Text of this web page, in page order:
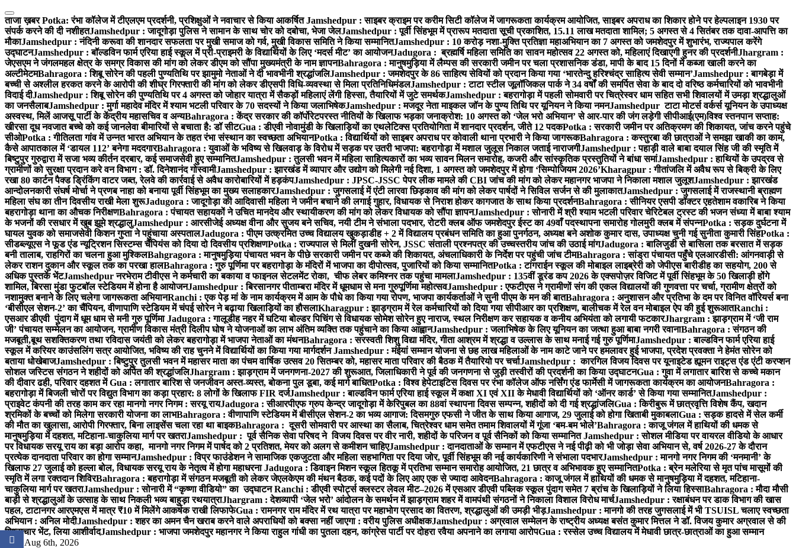
Skip
to
content
ताजा ख़बरPotka: रंभा कॉलेज में टीएलएम प्रदर्शनी, प्रशिक्षुओं ने नवाचार से किया आकर्षितJamshedpur : साइबर क्राइम पर करीम सिटी कॉलेज में जागरूकता कार्यक्रम आयोजित, साइबर अपराध का शिकार होने पर हेल्पलाइन 1930 पर
संपर्क करने की दी नशीहतJamshedpur : जादूगोड़ा पुलिस ने सामान के साथ चोर को दबोचा, भेजा जेलJamshedpur : पूर्वी सिंहभूम में प्रारूप मतदाता सूची प्रकाशित, 15.11 लाख मतदाता शामिल; 5 अगस्त से 4 सितंबर तक दावा-आपत्ति का
मौकाJamshedpur : नंदिनी करूवा की शानदार सफलता पर मुखी समाज को गर्व, मुखी विकास समिति ने किया सम्मानितJamshedpur : 10 करोड़ नशा-मुक्ति प्रतिज्ञा महाअभियान का 7 अगस्त को जमशेदपुर में शुभारंभ, राज्यपाल करेंगे
उद्घाटनJamshedpur : बॉल्डविन फार्म एरिया हाई स्कूल में प्री-प्राइमरी के विद्यार्थियों के लिए ‘मदर्स मीट’ का आयोजनJadugora : ब्रह्मर्षि महिला समिति का सावन महोत्सव 22 अगस्त को, महिलाएं दिखाएगी हुनर की प्रदर्शनीJhargram :
जेएसएम ने जंगलमहल क्षेत्र के समग्र विकास की मांग को लेकर डीएम को सौंपा मुख्यमंत्री के नाम ज्ञापनBahragora : मानुषमुड़िया में लैम्पस की सरकारी जमीन पर चला प्रशासनिक डंडा, मापी के बाद 15 दिनों में कब्जा खाली करने का
अल्टीमेटमBahragora : शिबू सोरेन की पहली पुण्यतिथि पर झामुमो नेताओं ने दी भावभीनी श्रद्धांजलिJamshedpur : जमशेदपुर के 86 साहित्य सेवियों को प्रदान किया गया ‘भारतेन्दु हरिश्चंद्र साहित्य सेवी सम्मान’Jamshedpur : बागबेड़ा में
बच्ची से अश्लील हरकत करने के आरोपी की शीघ्र गिरफ्तारी की मांग को लेकर डीएसपी विधि-व्यवस्था से मिला प्रतिनिधिमंडलJamshedpur : टाटा स्टील जूलॉजिकल पार्क ने 34 वर्षों की समर्पित सेवा के बाद दो वरिष्ठ कर्मचारियों को भावभीनी
विदाई दीJamshedpur : शिबू सोरेन की पुण्यतिथि पर 4 अगस्त को जोहार यात्रा में सैकड़ों महिलाएं लेंगी हिस्सा, तैयारियों में जुटे समर्थकJamshedpur : बहरागोड़ा में पहली सोमवारी पर चित्रेस्वर धाम सहित सभी शिवालयों में उमड़ा श्रद्धालुओं
का जनसैलाबJamshedpur : मुर्गा महादेव मंदिर में श्याम भटली परिवार के 70 सदस्यों ने किया जलाभिषेकJamshedpur : मजदूर नेता माइकल जॉन के पुण्य तिथि पर यूनियन ने किया नमनJamshedpur टाटा मोटर्स वर्कर्स यूनियन के उपाध्यक्ष
अस्वस्थ, मिलें आजसू पार्टी के केंद्रीय महासचिव व अन्यBahragora : केंद्र सरकार की कॉर्पोरेटपरस्त नीतियों के खिलाफ भड़का जनाक्रोश: 10 अगस्त को ‘जेल भरो अभियान’ से आर-पार की जंग लड़ेगी सीपीआई(एम)विश्व स्तनपान सप्ताह:
खीरसा दूध नवजात बच्चे को कई जानलेवा बीमारियों से बचाता है: डॉ सीटGua : डीएवी नोवामुंडी के खिलाड़ियों का एथलेटिक्स प्रतियोगिता में शानदार प्रदर्शन, जीते 12 पदकPotka : सरकारी जमीन पर अतिक्रमण की शिकायत, जांच करने पहुंचे
सीओPotka : गीतिलता गांव में उन्नत भारत अभियान के तहत रंभा संस्थान का स्वच्छता अभियानPotka : विद्यार्थियों को साइबर अपराध पर कोवाली थाना प्रभारी ने किया जागरूकBahragora : कस्तुरबा की छात्राओं ने समझा खाकी का काम,
कैसे आपातकाल में ‘डायल 112’ बनेगा मददगारBahragora : युवाओं के भविष्य से खिलवाड़ के विरोध में सड़क पर उतरी भाजपा: बहरागोड़ा में मशाल जुलूस निकाल जताई नाराजगीJamshedpur : पहाड़ी वाले बाबा दयाल सिंह जी की स्मृति में
बिष्टुपुर गुरुद्वारा में सजा भव्य कीर्तन दरबार, कई समाजसेवी हुए सम्मानितJamshedpur : तुलसी भवन में महिला साहित्यकारों का भव्य सावन मिलन समारोह, कजरी और सांस्कृतिक प्रस्तुतियों ने बांधा समांJamshedpur : हाथियों के उपद्रव से
ग्रामीणों को सुरक्षा प्रदान करे वन विभाग : डॉ. दिनेशानंद गोस्वामीJamshedpur : झारखंड में व्यापार और उद्योग को मिलेगी नई दिशा, 1 अगस्त को जमशेदपुर में होगा ‘सिम्पोजियम 2026’Kharagpur : गीतांजलि में अवैध रूप से बिक्री के लिए
रखा 80 कार्टन पैक्ड ड्रिंकिंग वाटर जब्त, रेलवे की कार्रवाई से अवैध कारोबारियों में हड़कंपJamshedpur : JPSC-JSSC पेपर लीक मामले की CBI जांच की मांग को लेकर महानगर भाजपा ने निकाला मशाल जुलूशJamshedpur : झारखंड
आन्दोलनकारी संघर्ष मोर्चा ने प्रणब नाहा को बनाया पूर्वी सिंहभूम का मुख्य सलाहकारJamshedpur : जुगसलाई में एंटी लारवा छिड़काव की मांग को लेकर पार्षदों ने सिविल सर्जन से की मुलाकातJamshedpur : जुगसलाई में राजस्थानी ब्राह्मण
महिला संघ का तीन दिवसीय राखी मेला शुरूJadugora : जादूगोड़ा की आदिवासी महिला ने जमीन बचाने की लगाई गुहार, विधायक से निराश होकर कागजात के साथ किया प्रदर्शनBahragora : सीनियर एसपी डॉक्टर एहतेशाम वकारिब ने किया
बहरागोड़ा थाना का औचक निरीक्षणBahragora : पंचायत सहायकों ने उचित मानदेय और स्थायीकरण की मांग को लेकर विधायक को सौंपा ज्ञापनJamshedpur : सोनारी में श्री श्याम भटली परिवार चेरिटेबल ट्रस्ट की भजन संध्या में बाबा श्याम
के भजनों की रसधार में खुब झूमे श्रद्धालुJamshedpur : आरसीजेई अध्यक्ष वीना और सुजय बने सचिव, नयी टीम ने संभाला पदभार, रोटरी क्लब ऑफ जमशेदपुर ईस्ट का 49वाँ पदस्थापना समारोह गोलमुरी क्लब में संपन्नPotka : सड़क दुर्घटना में
घायल युवक को समाजसेवी किशन गुप्ता ने पहुंचाया अस्पतालJadugora : पीएम उत्क्रमित उच्च विद्यालय खुकड़ाडीह + 2 में विद्यालय प्रबंधन समिति का हुआ पुनर्गठन, अध्यक्ष बने अशोक कुमार दास, उपाध्यक्ष चुनी गई सुनीता कुमारी सिंहPotka :
सीडब्ल्यूएस ने फूड एंड न्यूट्रिशन सिस्टम्स चैंपियंस को दिया दो दिवसीय प्रशिक्षणPotka : राज्यपाल से मिलीं दुखनी सोरेन, JSSC संताली प्रश्नपत्र की उच्चस्तरीय जांच की उठाई मांगJadugora : बालिजुडी से बासिला तक बरसात में सड़क
बनी तालाब, राहगिरों का चलना हुआ मुश्किलBahgragora : मानुषमुड़िया पंचायत भवन के पीछे सरकारी जमीन पर कब्जे की शिकायत, अंचलाधिकारी के निर्देश पर पहुंची जांच टीमBahragora : सांड्रा पंचायत पहुँचे एलआरडीसी: आंगनवाड़ी से
लेकर राशन दुकान और स्कूल तक का परखा हालBahragora : गुरु पूर्णिमा पर बहरागोड़ा के मंदिरों में भाजपा का दीपोत्सव, पुजारियों को किया सम्मानितPotka : टांगराईन स्कूल की मोबाइल लाइब्रेरी को जेपीएस बारीडीह का सहयोग, 200 से
अधिक पुस्तकें भेंटJamshedpur नरभेराम टीवीएस ने कर्मचारी का बकाया व फाइनल सेटलमेंट रोका, चीफ लेबर कमिश्नर तक पहुंचा मामलाJamshedpur : 135वीं डूरंड कप 2026 के एक्सपोज़र विजिट में पूर्वी सिंहभूम के 50 खिलाड़ी होंगे
शामिल, बिरसा मुंडा फुटबॉल स्टेडियम में होना है आयोजनJamshedpur : बिरसानगर पीताम्बरा मंदिर में धूमधाम से मना गुरुपूर्णिमा महोत्सवJamshedpur : एफटीएस ने ग्रामीणों संग की एकल विद्यालयों की गुणवत्ता पर चर्चा, ग्रामीण क्षेत्रों को
नशामुक्त बनाने के लिए चलेगा जागरूकता अभियानRanchi : एक पेड़ मां के नाम कार्यक्रम में आम के पौधे का किया गया रोपण, भाजपा कार्यकर्ताओं ने सुनी पीएम के मन की बातBahragora : अनुशासन और प्रतिभा के दम पर विनित वॉरियर्स बना
‘बीसीएल सेशन-2’ का चैंपियन, वीणापाणि स्टेडियम में चंपई सोरेन ने बढ़ाया खिलाड़ियों का हौसलाKharagpur : झाड़ग्राम में रेल कर्मचारियों को दिया गया सीपीआर का प्रशिक्षण, बालीचक में रेल वन मोबाइल ऐप की हुई शुरूआतRanchi :
एसआर डीएवी पुंदाग में धूम धाम से मनी गुरु पूर्णिमाJadugora : गालूडीह नहर में घटिया बोल्डर पिचिंग से विधायक सोमेश सोरेन हुए नाराज, स्थल निरीक्षण कर सहायक व कनीय अभियंता को लगायी फटकारJhargram : झाड़ग्राम में ‘जी राम
जी’ पंचायत सम्मेलन का आयोजन, ग्रामीण विकास मंत्री दिलीप घोष ने योजनाओं का लाभ अंतिम व्यक्ति तक पहुंचाने का किया आह्वानJamshedpur : जलाभिषेक के लिए यूनियन का जत्था हुआ बाबा नगरी रवानाBahragora : संगठन की
मजबूती,बूथ सशक्तिकरण तथा रविदास जयंती को लेकर बहरागोड़ा में भाजपा नेताओं का मंथनBahragora : सरस्वती शिशु विद्या मंदिर, गीता आश्रम में श्रद्धा व उल्लास के साथ मनाई गई गुरु पूर्णिमाJamshedpur : बाल्डविन फार्म एरिया हाई
स्कूल में करियर काउंसलिंग सत्र आयोजित, भविष्य की राह चुनने में विद्यार्थियों का किया गया मार्गदर्शनJamshedpur : मंईयां सम्मान योजना से छह लाख महिलाओं के नाम काटे जाने पर हमलावर हुई भाजपा, प्रदेश प्रवक्ता ने हेमंत सोरेन को
बताया धोखेबाजJamshedpur : बिष्टुपुर तुलसी भवन में महासर माता का पंचम वार्षिक उत्सव 20 सितम्बर को, महासर माता परिवार की बैठक में तैयारियो पर चर्चाJamshedpur : कारगिल विजय दिवस पर यूनाइटेड ह्यूमन राइट्स एंड एंटी करप्शन
सोशल जस्टिस संगठन ने शहीदों को अर्पित की श्रद्धांजलिJhargram : झाड़ग्राम में जनगणना-2027 की शुरूआत, जिलाधिकारी ने पूर्व की जनगणना से जुड़ी तस्वीरों की प्रदर्शनी का किया उद्घाटनGua : गुवा में लगातार बारिश से कच्चे मकान
की दीवार ढही, परिवार दहशत मेंGua : लगातार बारिश से जनजीवन अस्त-व्यस्त, बोकना पुल डूबा, कई मार्ग बाधितPotka : विश्व हेपेटाइटिस दिवस पर रंभा कॉलेज ऑफ नर्सिंग एंड फार्मेसी में जागरूकता कार्यक्रम का आयोजनBahragora :
बहरागोड़ा में बिजली चोरों पर विद्युत विभाग का कड़ा प्रहार: 8 लोगों के खिलाफ FIR दर्जJamshedpur : बाल्डविन फार्म एरिया हाई स्कूल में कक्षा XI एवं XII के मेधावी विद्यार्थियों को ‘ऑनर कार्ड’ से किया गया सम्मानितJamshedpur :
प्राइवेट कंपनी की तरह काम कर रहा मानगो नगर निगम : सरयू रायJadugora : सीआरपीएफ ग्रुप केन्द्र जादूगोड़ा में केरिपुबल का 88वां स्थापना दिवस सम्पन्न, शहीदों को दी गई श्रद्धांजलिGua : किरीबुरू में छात्रवृत्ति विशेष कैंप, खदान
श्रमिकों के बच्चों को मिलेगा सरकारी योजना का लाभBahragora : वीणापाणि स्टेडियम में बीसीएल सेशन-2 का भव्य आगाज: दिसमगुरु एफसी ने जीत के साथ किया आगाज, 29 जुलाई को होगा खिताबी मुकाबलाGua : सड़क हादसे में सेल कर्मी
की मौत का खुलासा, आरोपी गिरफ्तार, बिना लाइसेंस चला रहा था बाइकBahragora : दूसरी सोमवारी पर आस्था का सैलाब, चित्रेश्वर धाम समेत तमाम शिवालयों में गूंजा ‘बम-बम भोले’Bahragora : काजू जंगल में हाथियों की धमक से
मानुषमुड़िया में दहशत, मटिहाना-चाकुलिया मार्ग पर खतराJamshedpur : पूर्व सैनिक सेवा परिषद ने विजय दिवस पर वीर नारी, शहीदों के परिजन व पूर्व सैनिकों को किया सम्मानितJamshedpur : सोशल मीडिया पर वायरल वीडियो के आधार
पर विधायक सरयू राय का बड़ा आरोप कहा, मानगो नगर निगम में पार्षद को 2 प्रतिशत, मेयर को अलग से कमीशन चाहिएJamshedpur : दानदाताओं के सम्मान में एफटीएस ने नई पीढ़ी को भी जोड़ा सेवा अभियान से, वर्ष 2026-27 के दौरान
प्रत्येक दानदाता परिवार का होगा सम्मानJamshedpur : विप्र फाउंडेशन ने सामाजिक एकजुटता और महिला सहभागिता पर दिया जोर, पूर्वी सिंहभूम की नई कार्यकारिणी ने संभाला पदभारJamshedpur : मानगो नगर निगम की ‘मनमानी’ के
खिलाफ 27 जुलाई को हल्ला बोल, विधायक सरयू राय के नेतृत्व में होगा महाधरनाJadugora : डिवाइन मिशन स्कूल हितकू में प्रतिभा सम्मान समारोह आयोजित, 21 छात्र व अभिभावक हुए सम्मानितPotka : ब्रेन मलेरिया से मृत पांच मासूमों की
स्मृति में लगा रक्तदान शिविरBahragora : बहरागोड़ा में संगठन मजबूती को लेकर जेएलकेएम की मंथन बैठक, कई पदों के लिए आए एक से ज्यादा आवेदनBahragora : काजू जंगल में हाथियों की धमक से मानुषमुड़िया में दहशत, मटिहाना-
चाकुलिया मार्ग पर खतराJamshedpur : सोनारी में “कृष्णा वीडियो” का उद्घाटनRanchi : डीएवी स्पोर्ट्स क्लस्टर लेवल मीट–2026 में एसआर डीएवी पब्लिक स्कूल पुंदाग समेत 7 ब्रांच के खिलाड़ियों ने लिया हिस्साBahragora : मौदा मौसी
बाड़ी से श्रद्धालुओं के उत्साह के साथ निकली भव्य बाहुड़ा रथयात्राJhargram : देशव्यापी ‘जेल भरो’ आंदोलन के समर्थन में झाड़ग्राम शहर में वामपंथी संगठनों ने निकाला विशाल विरोध मार्चJamshedpur : रक्षाबंधन पर डाक विभाग की खास
पहल, टाटानगर आरएमएस में मात्र ₹10 में मिलेंगे आकर्षक राखी लिफाफेGua : रामनगर राम मंदिर में रथ यात्रा पर महाभोग प्रसाद का वितरण, श्रद्धालुओं की उमड़ी भीड़Jamshedpur : मानगो की तरह जुगसलाई में भी TSUISL चलाए स्वच्छता
अभियान : अनिल मोदीJamshedpur : शहर का अमन चैन खराब करने वाले अपराधियों को बक्सा नहीं जाएगा : वरीय पुलिस अधीक्षकJamshedpur : अग्रवाल सम्मेलन के राष्ट्रीय अध्यक्ष बसंत कुमार मित्तल ने डॉ. विजय कुमार अग्रवाल से की
शिष्टाचार भेंट, लिया आशीर्वादJamshedpur : भाजपा जमशेदपुर महानगर ने किया राहुल गांधी का पुतला दहन, कांग्रेस पार्टी पर दोहरा रवैया अपनाने का लगाया आरोपGua : रस्सेल उच्च विद्यालय में मेधावी छात्र-छात्राओं का हुआ सम्मान
Thu. Aug 6th, 2026